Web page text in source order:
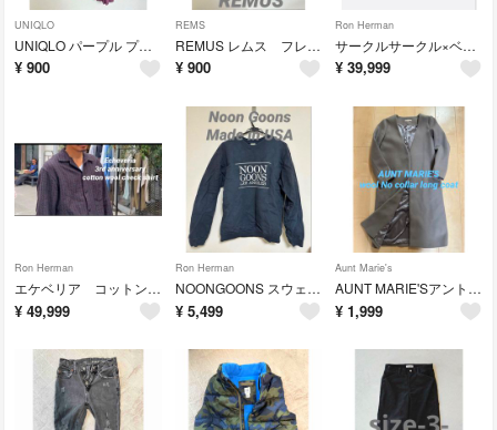
UNIQLO
UNIQLO パープル プリーツロングスカート
¥ 900
REMS
REMUS レムス フレアスカート ひざ丈 チューブトップ ボーダー 韓国製
¥ 900
Ron Herman
サークルサークル×ベドウィン ファイブブラザー シャツOVY
¥ 39,999
Ron Herman
エケベリア コットン ウール チェック シャツ OVY kaja まさるの日着用
¥ 49,999
Ron Herman
NOONGOONS スウェット ダークネイビー ロンハーマン アメリカ USA製
¥ 5,499
Aunt Marie's
AUNT MARIE'Sアントマリーズ/肉厚ウールロングコートノーカラーアウター
¥ 1,999